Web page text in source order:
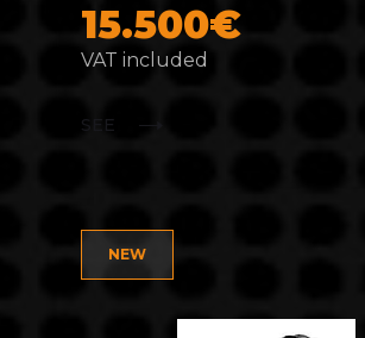
15.500€
VAT included
SEE
NEW